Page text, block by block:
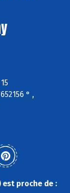
° ,
est proche de :